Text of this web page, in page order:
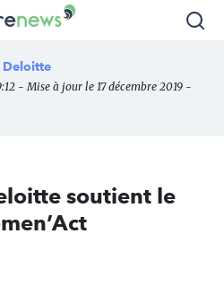
Deloitte
- Mise à jour le 17 décembre 2019 -
soutient le